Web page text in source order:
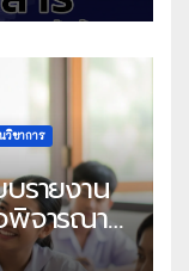
วิชาการ
รายงาน
พิจารณา
ะจำปี